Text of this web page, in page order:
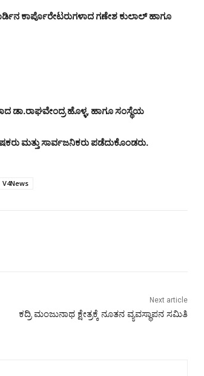
ಕಾರ್ಪೊರೇಟರುಗಳಾದ ಗಣೇಶ ಕುಲಾಲ್ ಹಾಗೂ
ಡಾ.ರಾಘವೇಂದ್ರ ಹೊಳ್ಳ, ಹಾಗೂ ಸಂಸ್ಥೆಯ
ಮತ್ತು ಸಾರ್ವಜನಿಕರು ಪಡೆದುಕೊಂಡರು.
V4News
Next article
ಕದ್ರಿ ಮಂಜುನಾಥ ಕ್ಷೇತ್ರಕ್ಕೆ ನೂತನ ವ್ಯವಸ್ಥಾಪನ ಸಮಿತಿ